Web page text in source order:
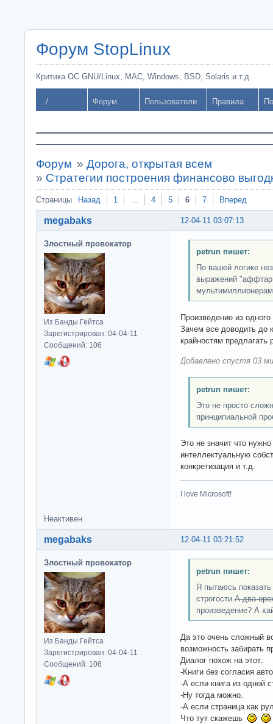
Форум StopLinux
Критика ОС GNU/Linux, MAC, Windows, BSD, Solaris и т.д.
../ Форум Пользователи Правила
Форум » Дорога, открытая всем
» Стратегии построения финансово
Страницы Назад 1 … 4 5 6 7 Вперед
12-04-11 03:07:13
megabaks
Злостный провокатор
Из Банды Гейтса
Зарегистрирован: 04-04-11
Сообщений: 106
petrun пишет:
По вашей логике
выражений
Произведение из
Зачем все доводить до
крайностям предлагать
Добавлено спустя 03
petrun пишет:
Это не просто
принципиальной
Это не значит что
интеллектуальную
конкретизация и т.д.
I love Microsoft!
Неактивен
12-04-11 03:21:52
megabaks
Злостный провокатор
Из Банды Гейтса
Зарегистрирован: 04-04-11
Сообщений: 106
petrun пишет:
Я пытаюсь
строгости.А два
произведение? А
Да это очень сложный
возможность забирать
Диалог похож на этот:
-Книги без согласия
-А если книга из одной
-Ну тогда можно.
-А если страница как
Что тут скажешь